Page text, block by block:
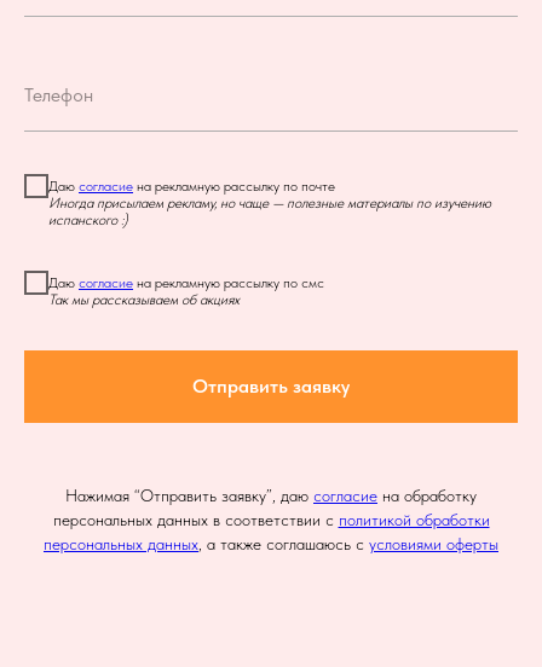
Даю согласие на рекламную рассылку по почте
Иногда присылаем рекламу, но чаще — полезные материалы по изучению
испанского :)
Даю согласие на рекламную рассылку по смс
Так мы рассказываем об акциях
Отправить заявку
Нажимая “Отправить заявку”, даю согласие на обработку
персональных данных в соответствии с политикой обработки
персональных данных , а также соглашаюсь с условиями оферты